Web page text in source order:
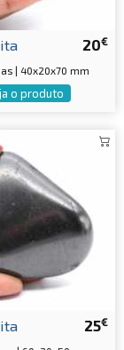
20€
| 40x20x70 mm
o produto
25€